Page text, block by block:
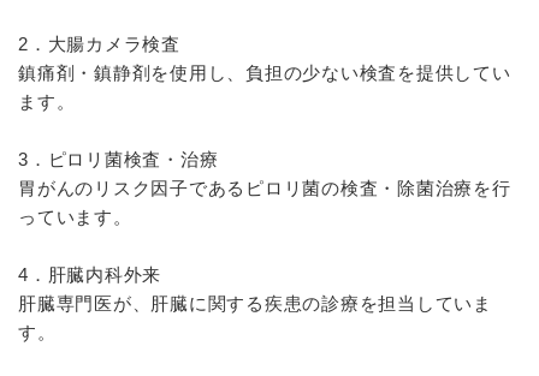
2．大腸カメラ検査
鎮痛剤・鎮静剤を使用し、負担の少ない検査を提供してい
ます。
3．ピロリ菌検査・治療
胃がんのリスク因子であるピロリ菌の検査・除菌治療を行
っています。
4．肝臓内科外来
肝臓専門医が、肝臓に関する疾患の診療を担当していま
す。